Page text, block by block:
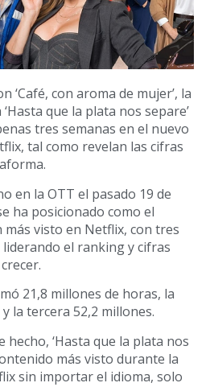
‘Café, con aroma de mujer’, la
que la plata nos separe’
tres semanas en el nuevo
tal como revelan las cifras
en la OTT el pasado 19 de
ha posicionado como el
visto en Netflix, con tres
el ranking y cifras
21,8 millones de horas, la
la tercera 52,2 millones.
hecho, ‘Hasta que la plata nos
más visto durante la
sin importar el idioma, solo